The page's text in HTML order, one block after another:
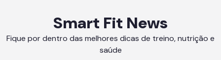
Smart Fit News
Fique por dentro das melhores dicas de treino, nutrição e
saúde